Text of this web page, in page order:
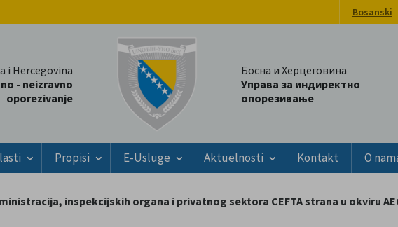
Bosanski
i Hercegovina
- neizravno
oporezivanje
Босна и Херцеговина
Управа за индиректно
опорезивање
Propisi E-Usluge Aktuelnosti Kontakt O
inspekcijskih organa i privatnog sektora CEFTA strana u okviru